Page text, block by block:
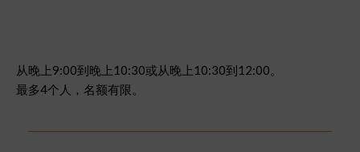
从晚上9:00到晚上10:30或从晚上10:30到12:00。
最多4个人，名额有限。